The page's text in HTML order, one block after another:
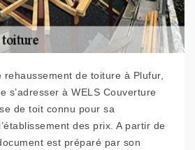
de toiture à Plufur,
s’adresser à WELS Couverture
de toit connu pour sa
des prix. A partir de
est préparé par son